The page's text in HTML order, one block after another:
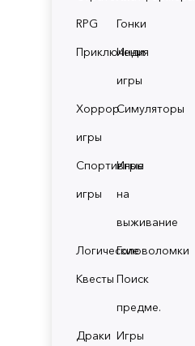
RPG
Гонки
Приключения
Инди
игры
Хоррор
игры
Симуляторы
Спортивные
игры
Игры
на
выживание
ЛогическиеГоловоломки
Квесты Поиск
предме.
Драки Игры